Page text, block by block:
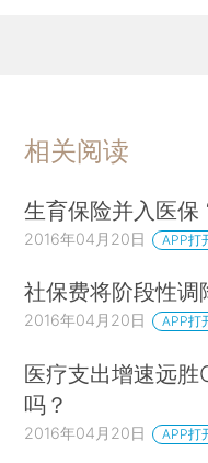
相关阅读
生育保险并入医保
2016年04月20日 APP打
社保费将阶段性调
2016年04月20日 APP打
医疗支出增速远胜
吗？
2016年04月20日 APP打